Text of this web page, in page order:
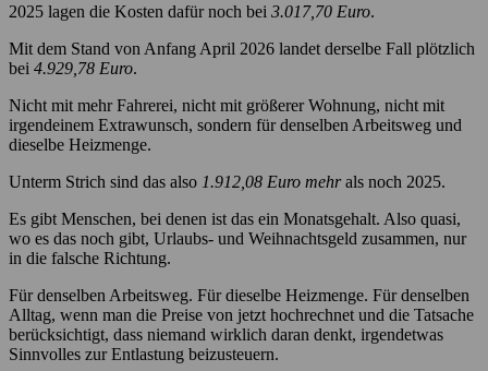
2025 lagen die Kosten dafür noch bei 3.017,70 Euro.
Mit dem Stand von Anfang April 2026 landet derselbe Fall plötzlich
bei 4.929,78 Euro.
Nicht mit mehr Fahrerei, nicht mit größerer Wohnung, nicht mit
irgendeinem Extrawunsch, sondern für denselben Arbeitsweg und
dieselbe Heizmenge.
Unterm Strich sind das also 1.912,08 Euro mehrals noch 2025.
Es gibt Menschen, bei denen ist das ein Monatsgehalt. Also quasi,
wo es das noch gibt, Urlaubs- und Weihnachtsgeld zusammen, nur
in die falsche Richtung.
Für denselben Arbeitsweg. Für dieselbe Heizmenge. Für denselben
Alltag, wenn man die Preise von jetzt hochrechnet und die Tatsache
berücksichtigt, dass niemand wirklich daran denkt, irgendetwas
Sinnvolles zur Entlastung beizusteuern.